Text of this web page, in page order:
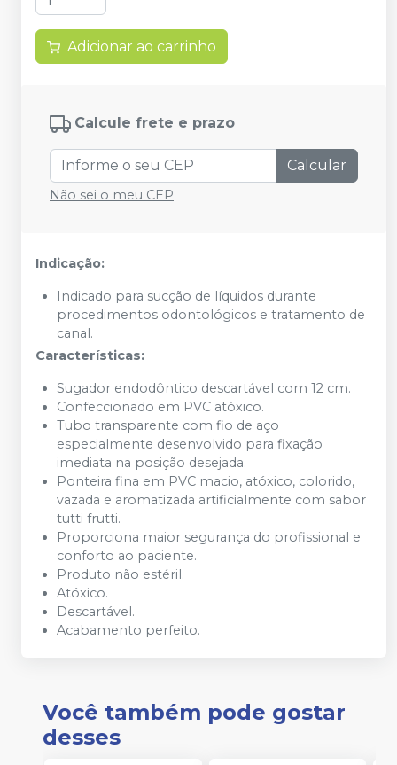
Adicionar ao carrinho
Calcule frete e prazo
Calcular
Não sei o meu CEP
Indicação:
Indicado para sucção de líquidos durante
procedimentos odontológicos e tratamento de
canal.
Características:
Sugador endodôntico descartável com 12 cm.
Confeccionado em PVC atóxico.
Tubo transparente com fio de aço
especialmente desenvolvido para fixação
imediata na posição desejada.
Ponteira fina em PVC macio, atóxico, colorido,
vazada e aromatizada artificialmente com sabor
tutti frutti.
Proporciona maior segurança do profissional e
conforto ao paciente.
Produto não estéril.
Atóxico.
Descartável.
Acabamento perfeito.
Você também pode gostar
desses